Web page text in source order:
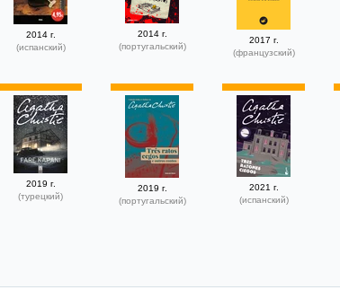
2014 г.
(испанский)
2014 г.
(португальский)
2017 г.
(французский)
2019 г.
(турецкий)
2019 г.
(португальский)
2021 г.
(испанский)